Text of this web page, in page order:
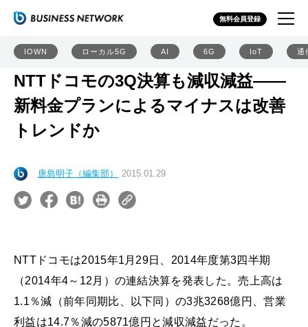
無料会員登録
IOWN ローカル5G AI 6G IoT 通
NTTドコモの3Q決算も減収減益――
新料金プランによるマイナスは改善
トレンドか
唐島明子（編集部） 2015.01.29
NTTドコモは2015年1月29日、2014年度第3四半期
（2014年4～12月）の連結決算を発表した。売上高は
1.1％減（前年同期比、以下同）の3兆3268億円、営業
利益は14.7％減の5871億円と減収減益だった。